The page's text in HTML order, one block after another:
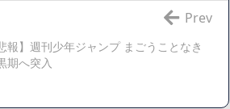
ク医薬品、4割が承認書と異なる製造だ
的な数字だ」
プ、減損損失約160億円と約700億円の繰
「避難所の自販機が壊されて窃盗され
悲報】週刊少年ジャンプ まごうことなき
期へ突入
Prev